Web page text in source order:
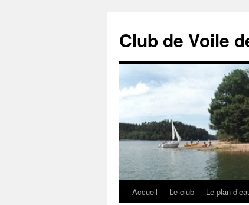
Club de Voile
Aller
Accueil Le club Le plan